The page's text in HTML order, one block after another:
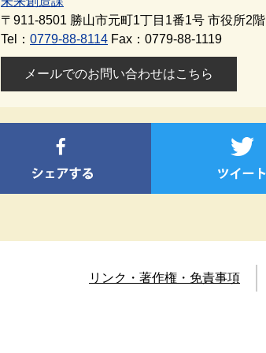
〒911-8501 勝山市元町1丁目1番1号 市役所2階
Tel： 0779-88-8114 Fax：0779-88-1119
メールでのお問い合わせはこちら
リンク・著作権・免責事項